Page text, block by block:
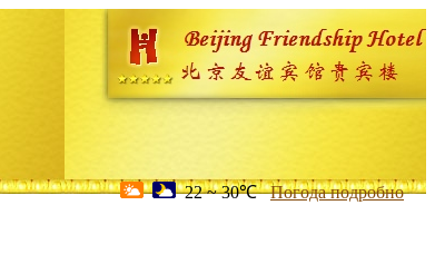
22 ~ 30℃ Погода подробно